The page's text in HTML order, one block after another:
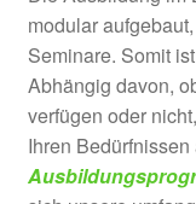
modular
Seminare. Somit
Abhängig davon,
verfügen oder
Ihren